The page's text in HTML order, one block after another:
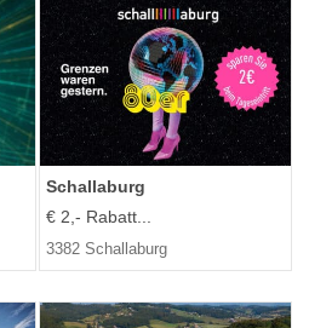
Schallaburg
€ 2,- Rabatt...
3382 Schallaburg